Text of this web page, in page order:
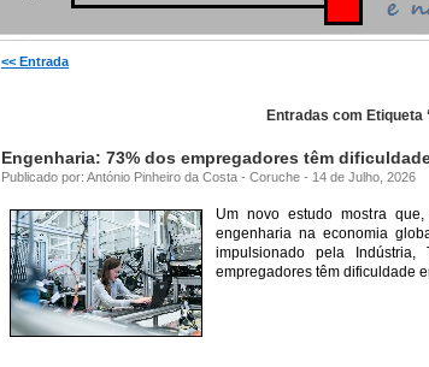
<< Entrada
Entradas com Etiqueta
Engenharia: 73% dos empregadores têm
Publicado por: António Pinheiro da Costa - Coruche - 14 de Julho, 2026
Um novo estudo mostra
engenharia na economia
impulsionado pela Indústria,
empregadores têm dificuldade